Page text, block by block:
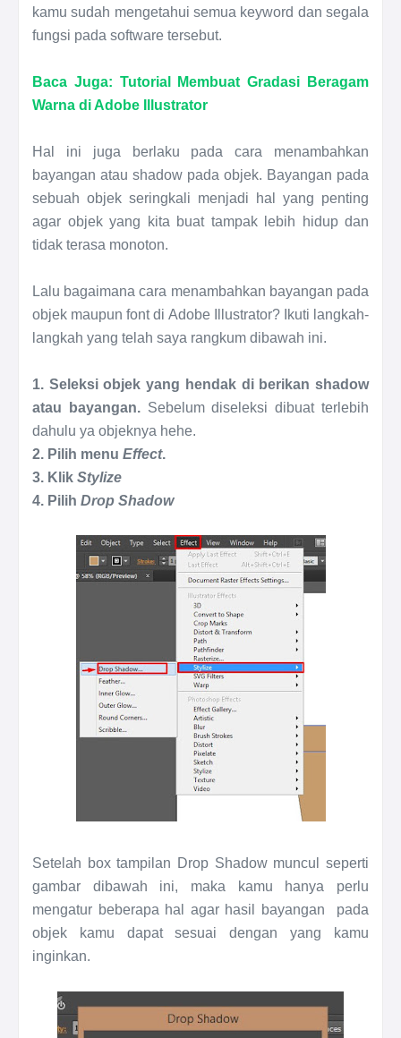
kamu sudah mengetahui semua keyword dan segala
fungsi pada software tersebut.
Baca Juga: Tutorial Membuat Gradasi Beragam
Warna di Adobe Illustrator
Hal ini juga berlaku pada cara menambahkan
bayangan atau shadow pada objek. Bayangan pada
sebuah objek seringkali menjadi hal yang penting
agar objek yang kita buat tampak lebih hidup dan
tidak terasa monoton.
Lalu bagaimana cara menambahkan bayangan pada
objek maupun font di Adobe Illustrator? Ikuti langkah-
langkah yang telah saya rangkum dibawah ini.
1. Seleksi objek yang hendak di berikan shadow
atau bayangan.Sebelum diseleksi dibuat terlebih
dahulu ya objeknya hehe.
2. Pilih menu Effect.
3. Klik Stylize
4. Pilih Drop Shadow
Setelah box tampilan Drop Shadow muncul seperti
gambar dibawah ini, maka kamu hanya perlu
mengatur beberapa hal agar hasil bayangan pada
objek kamu dapat sesuai dengan yang kamu
inginkan.